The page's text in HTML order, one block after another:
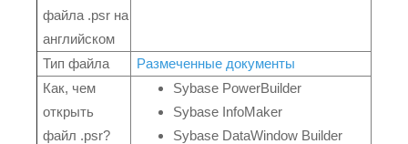
файла .psr на
английском
Тип файла
Размеченные документы
Как, чем
открыть
файл .psr?
Sybase PowerBuilder
Sybase InfoMaker
Sybase DataWindow Builder